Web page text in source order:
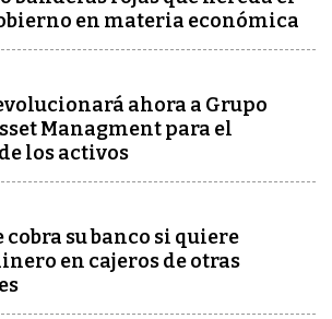
en materia económica
ahora a Grupo
Managment para el
los activos
cobra su banco si quiere
en cajeros de otras